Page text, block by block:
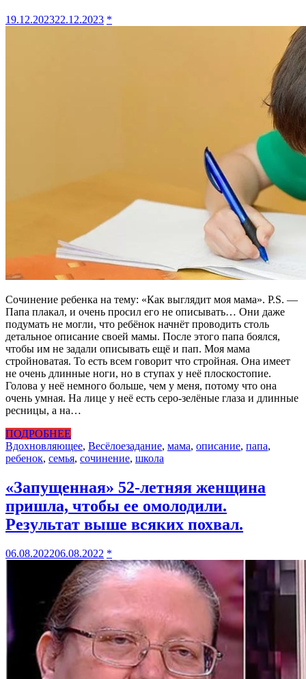
19.12.202322.12.2023 *
Сочинение ребенка на тему: «Как выглядит моя мама». P.S. —
Папа плакал, и очень просил его не описывать… Они даже
подумать не могли, что ребёнок начнёт проводить столь
детальное описание своей мамы. После этого папа боялся,
чтобы им не задали описывать ещё и пап. Моя мама
стройноватая. То есть всем говорит что стройная. Она имеет
не очень длинные ноги, но в ступах у неё плоскостопие.
Голова у неё немного больше, чем у меня, потому что она
очень умная. На лице у неё есть серо-зелёные глаза и длинные
ресницы, а на…
ПОДРОБНЕЕ
Вдохновляющее, Весёлоезадание, мама, описание, папа,
ребенок, семья, сочинение, школа
«Запущенная» 52-летняя женщина
пришла, чтобы ее омолодили.
Peзyльтaт выше всяких похвал.
06.08.202206.08.2022 *